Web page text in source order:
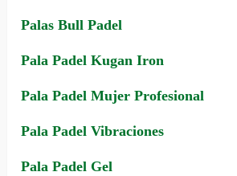
Palas Bull Padel
Pala Padel Kugan Iron
Pala Padel Mujer Profesional
Pala Padel Vibraciones
Pala Padel Gel